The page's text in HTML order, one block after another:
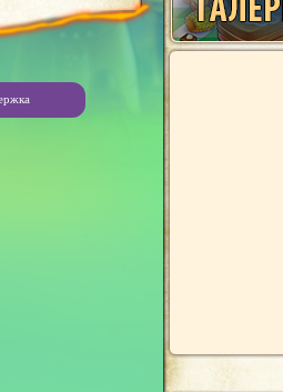
ВИДЕТЕ МОЁ СЕРДЦЕ НАСТАЯЩИЕ